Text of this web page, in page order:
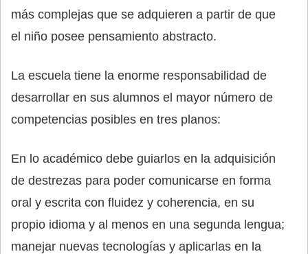
más complejas que se adquieren a partir de que
el niño posee pensamiento abstracto.
La escuela tiene la enorme responsabilidad de
desarrollar en sus alumnos el mayor número de
competencias posibles en tres planos:
En lo académico debe guiarlos en la adquisición
de destrezas para poder comunicarse en forma
oral y escrita con fluidez y coherencia, en su
propio idioma y al menos en una segunda lengua;
manejar nuevas tecnologías y aplicarlas en la